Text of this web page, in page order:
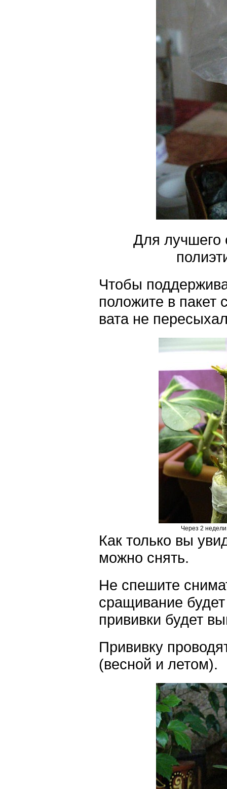
Для лучшего
Чтобы
положите в пакет
вата не
Через 2
Как только вы
можно снять.
Не спешите
сращивание
прививки будет
Прививку
(весной и летом).